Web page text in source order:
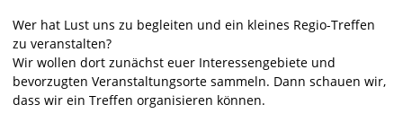
Wer hat Lust uns zu begleiten und ein kleines Regio-Treffen
zu veranstalten?
Wir wollen dort zunächst euer Interessengebiete und
bevorzugten Veranstaltungsorte sammeln. Dann schauen wir,
dass wir ein Treffen organisieren können.